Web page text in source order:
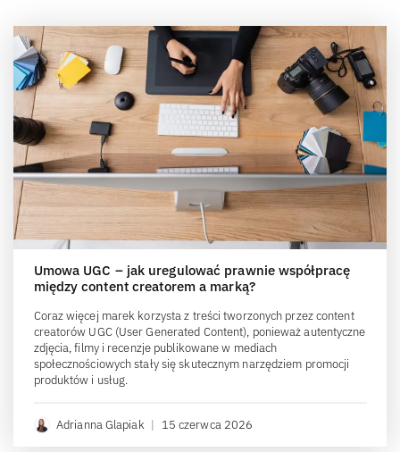
Umowa UGC – jak uregulować prawnie współpracę
między content creatorem a marką?
Coraz więcej marek korzysta z treści tworzonych przez content
creatorów UGC (User Generated Content), ponieważ autentyczne
zdjęcia, filmy i recenzje publikowane w mediach
społecznościowych stały się skutecznym narzędziem promocji
produktów i usług.
Adrianna Glapiak | 15 czerwca 2026